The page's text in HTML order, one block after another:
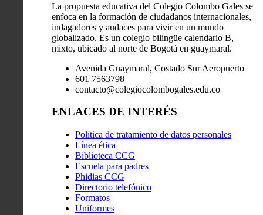
La propuesta educativa del Colegio Colombo Gales se
enfoca en la formación de ciudadanos internacionales,
indagadores y audaces para vivir en un mundo
globalizado. Es un colegio bilingüe calendario B,
mixto, ubicado al norte de Bogotá en guaymaral.
Avenida Guaymaral, Costado Sur Aeropuerto
601 7563798
contacto@colegiocolombogales.edu.co
ENLACES DE INTERÉS
Política de tratamiento de datos personales
Línea ética
Biblioteca CCG
Escuela para padres
Phidias CCG
Directorio telefónico
Formatos
Uniformes